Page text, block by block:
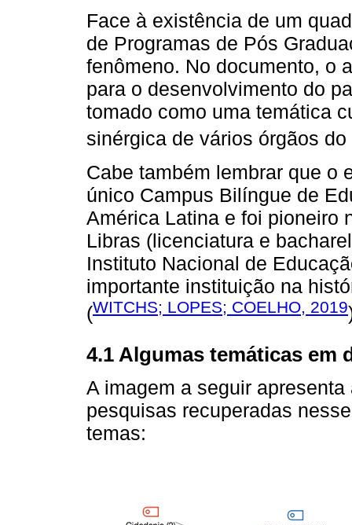
Face à existência de um
de Programas de Pós
fenômeno. No documento, o
para o desenvolvimento do
tomado como uma temática
sinérgica de vários órgãos
Cabe também lembrar que o
único Campus Bilíngue de
América Latina e foi pioneiro
Libras (licenciatura e
Instituto Nacional de
importante instituição na
(WITCHS; LOPES; COELHO, 2019
4.1 Algumas temáticas em
A imagem a seguir
pesquisas recuperadas
temas: